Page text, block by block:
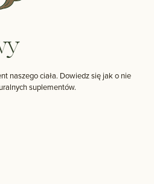
naszego ciała. Dowiedz się jak o nie
suplementów.